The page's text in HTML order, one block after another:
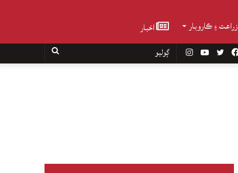
زراعت ۽ ڪاروبار اخبار
InstagramYouTube Twitter
Facebook